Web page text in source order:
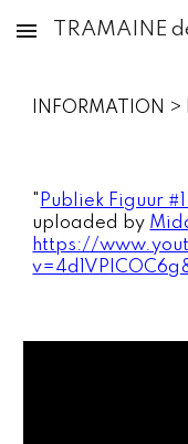
Skip to main content
TRAMAINE
INFORMATION >
" Publiek Figuur
uploaded by
https://